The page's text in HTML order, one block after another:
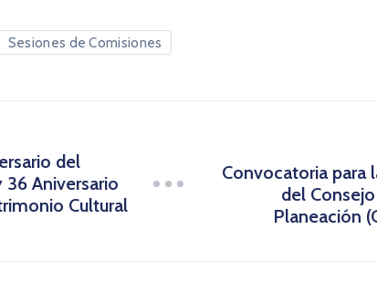
Sesiones de Comisiones
del
Aniversario
Cultural
Convocatoria para
del
Planeación